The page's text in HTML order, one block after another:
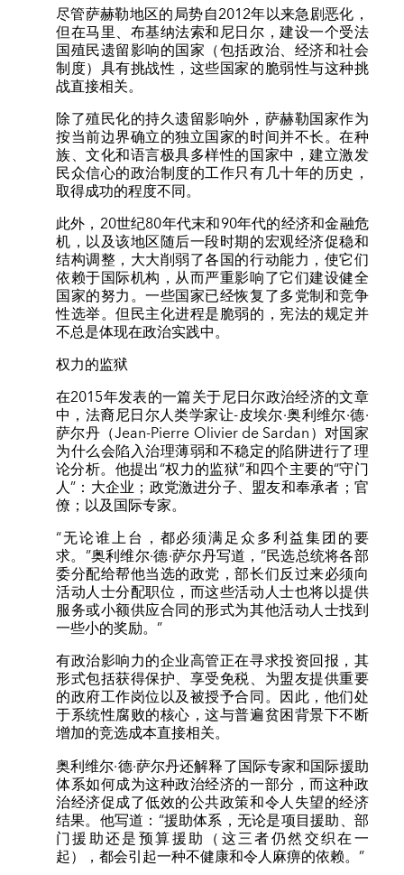
尽管萨赫勒地区的局势自2012年以来急剧恶化，
但在马里、布基纳法索和尼日尔，建设一个受法
国殖民遗留影响的国家（包括政治、经济和社会
制度）具有挑战性，这些国家的脆弱性与这种挑
战直接相关。
除了殖民化的持久遗留影响外，萨赫勒国家作为
按当前边界确立的独立国家的时间并不长。在种
族、文化和语言极具多样性的国家中，建立激发
民众信心的政治制度的工作只有几十年的历史，
取得成功的程度不同。
此外，20世纪80年代末和90年代的经济和金融危
机，以及该地区随后一段时期的宏观经济促稳和
结构调整，大大削弱了各国的行动能力，使它们
依赖于国际机构，从而严重影响了它们建设健全
国家的努力。一些国家已经恢复了多党制和竞争
性选举。但民主化进程是脆弱的，宪法的规定并
不总是体现在政治实践中。
权力的监狱
在2015年发表的一篇关于尼日尔政治经济的文章
中，法裔尼日尔人类学家让-皮埃尔·奥利维尔·德·
萨尔丹（Jean-Pierre Olivier de Sardan）对国家
为什么会陷入治理薄弱和不稳定的陷阱进行了理
论分析。他提出“权力的监狱”和四个主要的“守门
人”：大企业；政党激进分子、盟友和奉承者；官
僚；以及国际专家。
“无论谁上台，都必须满足众多利益集团的要
求。”奥利维尔·德·萨尔丹写道，“民选总统将各部
委分配给帮他当选的政党，部长们反过来必须向
活动人士分配职位，而这些活动人士也将以提供
服务或小额供应合同的形式为其他活动人士找到
一些小的奖励。”
有政治影响力的企业高管正在寻求投资回报，其
形式包括获得保护、享受免税、为盟友提供重要
的政府工作岗位以及被授予合同。因此，他们处
于系统性腐败的核心，这与普遍贫困背景下不断
增加的竞选成本直接相关。
奥利维尔·德·萨尔丹还解释了国际专家和国际援助
体系如何成为这种政治经济的一部分，而这种政
治经济促成了低效的公共政策和令人失望的经济
结果。他写道：“援助体系，无论是项目援助、部
门援助还是预算援助（这三者仍然交织在一
起），都会引起一种不健康和令人麻痹的依赖。”